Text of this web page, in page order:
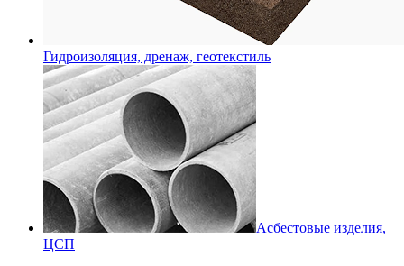
Гидроизоляция, дренаж, геотекстиль
Асбестовые изделия,
ЦСП